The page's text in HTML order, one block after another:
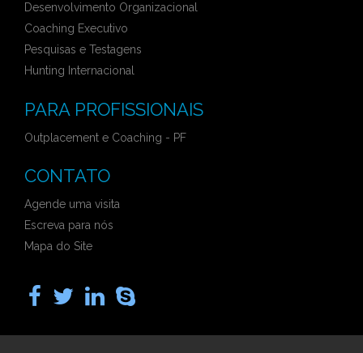
Desenvolvimento Organizacional
Coaching Executivo
Pesquisas e Testagens
Hunting Internacional
PARA PROFISSIONAIS
Outplacement e Coaching - PF
CONTATO
Agende uma visita
Escreva para nós
Mapa do Site